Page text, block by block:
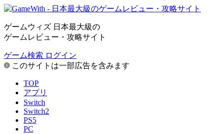
ゲームウィズ 日本最大級の
ゲームレビュー・攻略サイト
ゲーム検索 ログイン
このサイトは一部広告を含みます
TOP
アプリ
Switch
Switch2
PS5
PC